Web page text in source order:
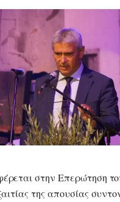
στην Επερώτηση
της απουσίας